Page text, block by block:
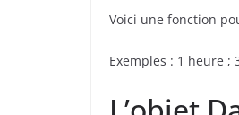
Voici une fonction
Exemples : 1 heure ;